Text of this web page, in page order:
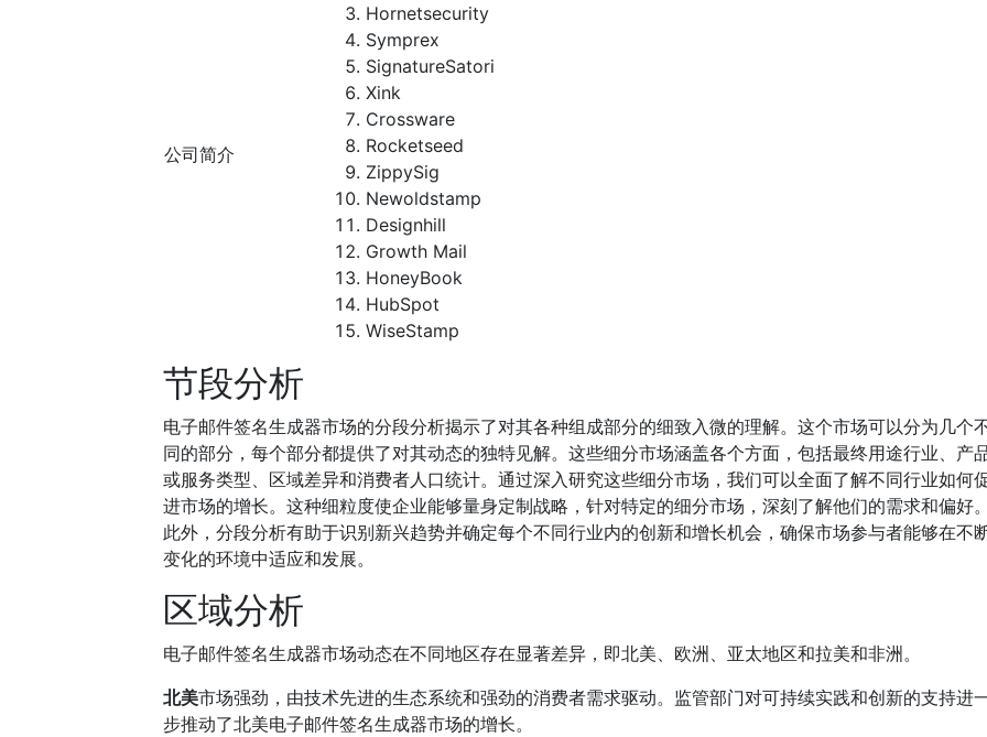
公司简介
Hornetsecurity
Symprex
SignatureSatori
Xink
Crossware
Rocketseed
ZippySig
Newoldstamp
Designhill
Growth Mail
HoneyBook
HubSpot
WiseStamp
节段分析
电子邮件签名生成器市场的分段分析揭示了对其各种组成部分的细致入微的理解。这个市场可以分为几个
同的部分，每个部分都提供了对其动态的独特见解。这些细分市场涵盖各个方面，包括最终用途行业、产
或服务类型、区域差异和消费者人口统计。通过深入研究这些细分市场，我们可以全面了解不同行业如何
进市场的增长。这种细粒度使企业能够量身定制战略，针对特定的细分市场，深刻了解他们的需求和偏好。
此外，分段分析有助于识别新兴趋势并确定每个不同行业内的创新和增长机会，确保市场参与者能够在不
变化的环境中适应和发展。
区域分析
电子邮件签名生成器市场动态在不同地区存在显著差异，即北美、欧洲、亚太地区和拉美和非洲。
北美市场强劲，由技术先进的生态系统和强劲的消费者需求驱动。监管部门对可持续实践和创新的支持进
步推动了北美电子邮件签名生成器市场的增长。